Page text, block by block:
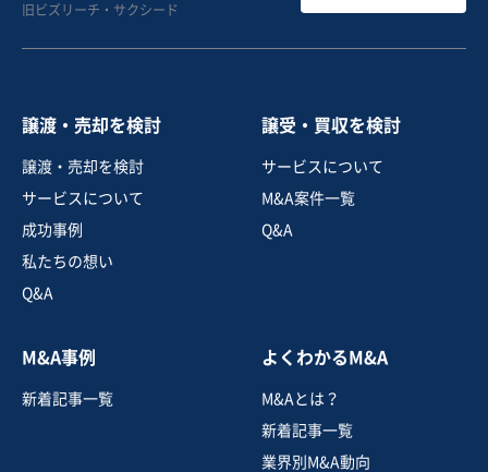
旧ビズリーチ・サクシード
譲渡・売却を検討
譲渡・売却を検討
サービスについて
成功事例
私たちの想い
Q&A
譲受・買収を検討
サービスについて
M&A案件一覧
Q&A
M&A事例
新着記事一覧
よくわかるM&A
M&Aとは？
新着記事一覧
業界別M&A動向